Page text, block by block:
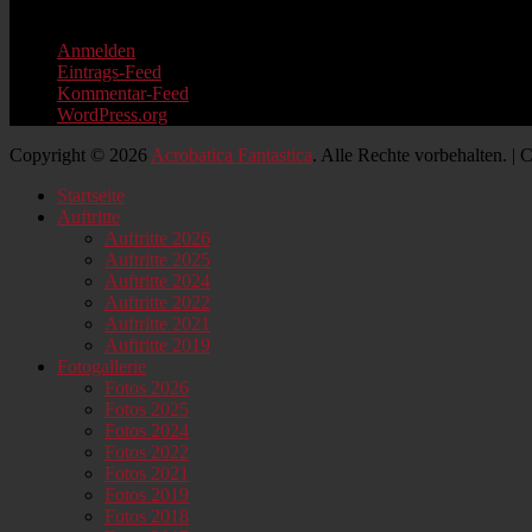
Anmelden
Eintrags-Feed
Kommentar-Feed
WordPress.org
Copyright © 2026 Acrobatica Fantastica. Alle Rechte vorbehalten. |
oben
scrollen
Startseite
Auftritte
Auftritte 2026
Auftritte 2025
Auftritte 2024
Auftritte 2022
Auftritte 2021
Auftritte 2019
Fotogallerie
Fotos 2026
Fotos 2025
Fotos 2024
Fotos 2022
Fotos 2021
Fotos 2019
Fotos 2018